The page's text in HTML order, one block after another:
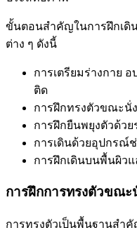
ขั้นตอนสำคัญในการฝึกเดิ
ต่าง ๆ ดังนี้
การเตรียมร่างกาย
ติด
การฝึกทรงตัวขณะนั่ง
การฝึกยืนพยุงตัวด้วย
การเดินด้วยอุปกรณ์ช่
การฝึกเดินบนพื้นผิว
การฝึกการทรงตัวขณะ
การทรงตัวเป็นพื้นฐานสำ